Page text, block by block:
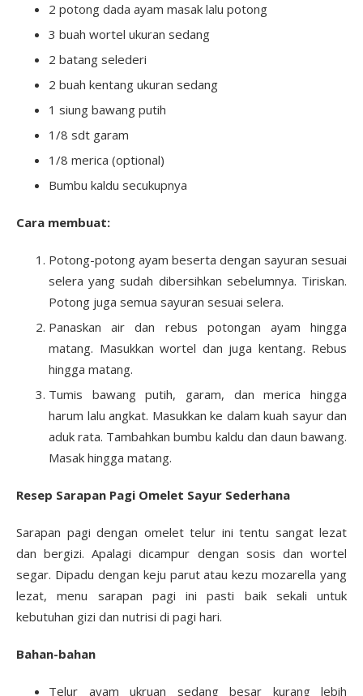
2 potong dada ayam masak lalu potong
3 buah wortel ukuran sedang
2 batang selederi
2 buah kentang ukuran sedang
1 siung bawang putih
1/8 sdt garam
1/8 merica (optional)
Bumbu kaldu secukupnya
Cara membuat:
Potong-potong ayam beserta dengan sayuran sesuai
selera yang sudah dibersihkan sebelumnya. Tiriskan.
Potong juga semua sayuran sesuai selera.
Panaskan air dan rebus potongan ayam hingga
matang. Masukkan wortel dan juga kentang. Rebus
hingga matang.
Tumis bawang putih, garam, dan merica hingga
harum lalu angkat. Masukkan ke dalam kuah sayur dan
aduk rata. Tambahkan bumbu kaldu dan daun bawang.
Masak hingga matang.
Resep Sarapan Pagi Omelet Sayur Sederhana
Sarapan pagi dengan omelet telur ini tentu sangat lezat
dan bergizi. Apalagi dicampur dengan sosis dan wortel
segar. Dipadu dengan keju parut atau kezu mozarella yang
lezat, menu sarapan pagi ini pasti baik sekali untuk
kebutuhan gizi dan nutrisi di pagi hari.
Bahan-bahan
Telur ayam ukruan sedang besar kurang lebih